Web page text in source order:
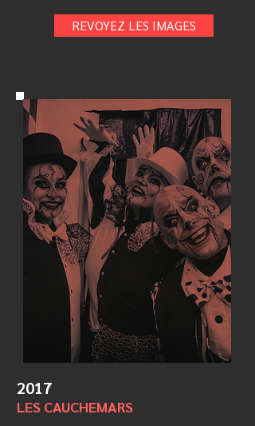
REVOYEZ LES IMAGES
2017
LES CAUCHEMARS